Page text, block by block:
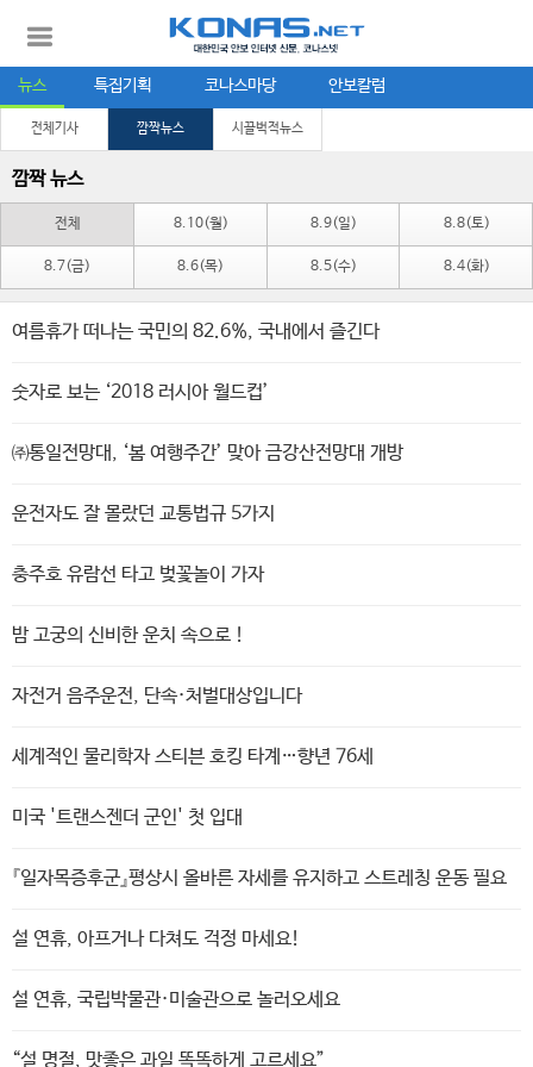
뉴스 특집기획 코나스마당 안보칼럼
전체기사 깜짝뉴스 시끌벅적뉴스
깜짝 뉴스
전체 8.10(월) 8.9(일) 8.8(토)
8.7(금) 8.6(목) 8.5(수) 8.4(화)
여름휴가 떠나는 국민의 82.6%, 국내에서 즐긴다
숫자로 보는 ‘2018 러시아 월드컵’
㈜통일전망대, ‘봄 여행주간’ 맞아 금강산전망대 개방
운전자도 잘 몰랐던 교통법규 5가지
충주호 유람선 타고 벚꽃놀이 가자
밤 고궁의 신비한 운치 속으로 !
자전거 음주운전, 단속·처벌대상입니다
세계적인 물리학자 스티븐 호킹 타계…향년 76세
미국 '트랜스젠더 군인' 첫 입대
『일자목증후군』평상시 올바른 자세를 유지하고 스트레칭 운동 필요
설 연휴, 아프거나 다쳐도 걱정 마세요!
설 연휴, 국립박물관·미술관으로 놀러오세요
“설 명절, 맛좋은 과일 똑똑하게 고르세요”